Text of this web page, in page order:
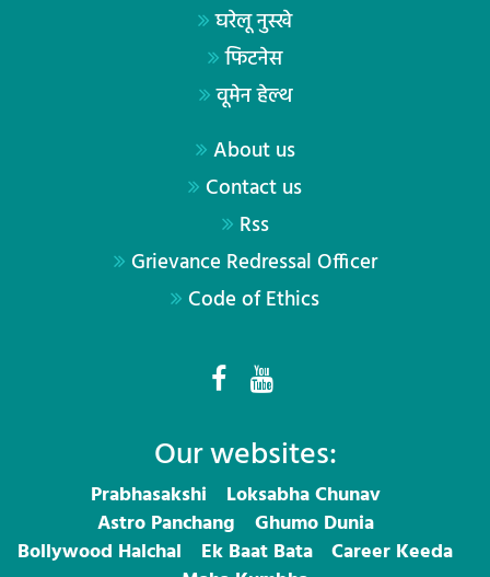
घरेलू नुस्खे
फिटनेस
वूमेन हेल्थ
About us
Contact us
Rss
Grievance Redressal Officer
Code of Ethics
Our websites:
Prabhasakshi
Loksabha Chunav
Astro Panchang
Ghumo Dunia
Bollywood Halchal
Ek Baat Bata
Career Keeda